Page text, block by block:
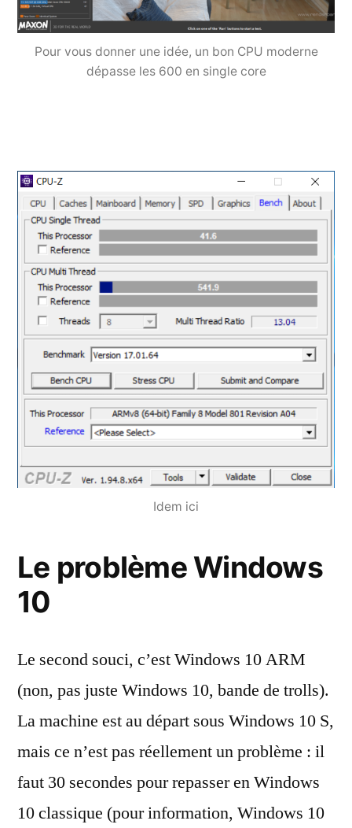
Pour vous donner une idée, un bon CPU moderne
dépasse les 600 en single core
Idem ici
Le problème Windows
10
Le second souci, c’est Windows 10 ARM
(non, pas juste Windows 10, bande de trolls).
La machine est au départ sous Windows 10 S,
mais ce n’est pas réellement un problème : il
faut 30 secondes pour repasser en Windows
10 classique (pour information, Windows 10